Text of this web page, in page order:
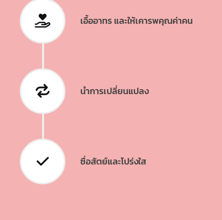
เอื้ออาทร และให้เคารพคุณค่าคน
นำการเปลี่ยนแปลง
ซื่อสัตย์และโปร่งใส